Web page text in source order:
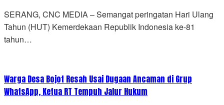
SERANG, CNC MEDIA – Semangat peringatan Hari Ulang
Tahun (HUT) Kemerdekaan Republik Indonesia ke-81
tahun…
Warga Desa Bojot Resah Usai Dugaan Ancaman di Grup
WhatsApp, Ketua RT Tempuh Jalur Hukum